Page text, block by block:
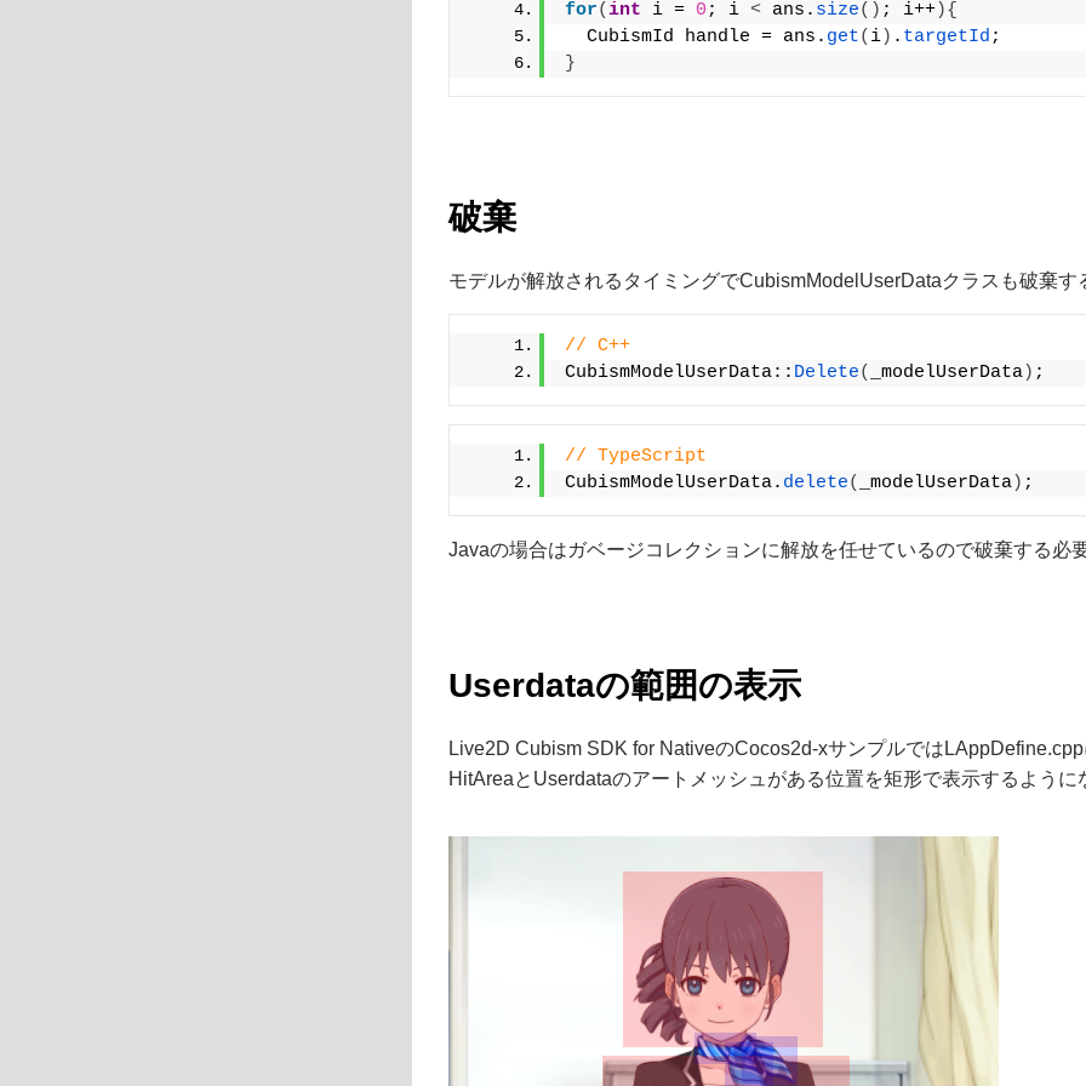
for(int i = 0 ; i < ans. size() ; i++){
  CubismId handle = ans.
get( i) . targetId ;
}
破棄
モデルが解放されるタイミングでCubismModelUserDataクラスも破棄す
// C++
CubismModelUserData:: Delete( _modelUserData) ;
// TypeScript
CubismModelUserData. delete( _modelUserData) ;
Javaの場合はガベージコレクションに解放を任せているので破棄する必
Userdataの範囲の表示
Live2D Cubism SDK for NativeのCocos2d-xサンプルでは
HitAreaとUserdataのアートメッシュがある位置を矩形で表示するように